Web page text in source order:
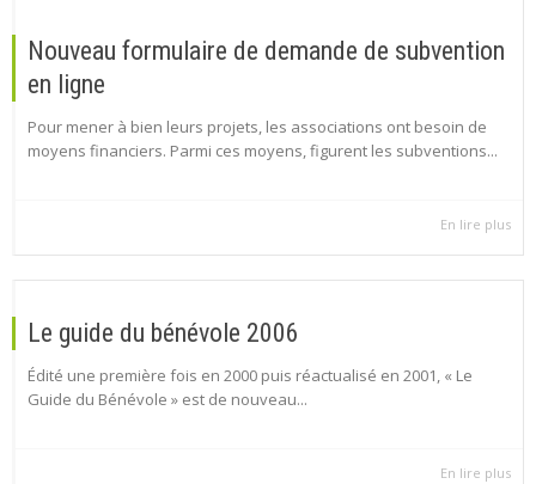
Nouveau formulaire de demande de subvention
en ligne
Pour mener à bien leurs projets, les associations ont besoin de
moyens financiers. Parmi ces moyens, figurent les subventions...
En lire plus
Le guide du bénévole 2006
Édité une première fois en 2000 puis réactualisé en 2001, « Le
Guide du Bénévole » est de nouveau...
En lire plus